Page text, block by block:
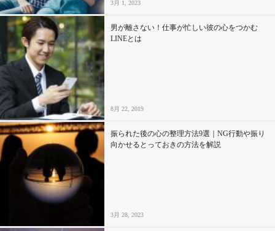
3月 1, 2023
男が離さない！仕事が忙しい彼の心をつかむ
LINEとは
8月 22, 2019
振られた後の心の整理方法9選｜NG行動や振り
向かせるとっておきの方法を解説
3月 28, 2023